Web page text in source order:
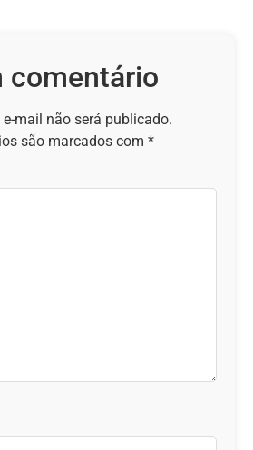
comentário
e-mail não será publicado.
são marcados com *